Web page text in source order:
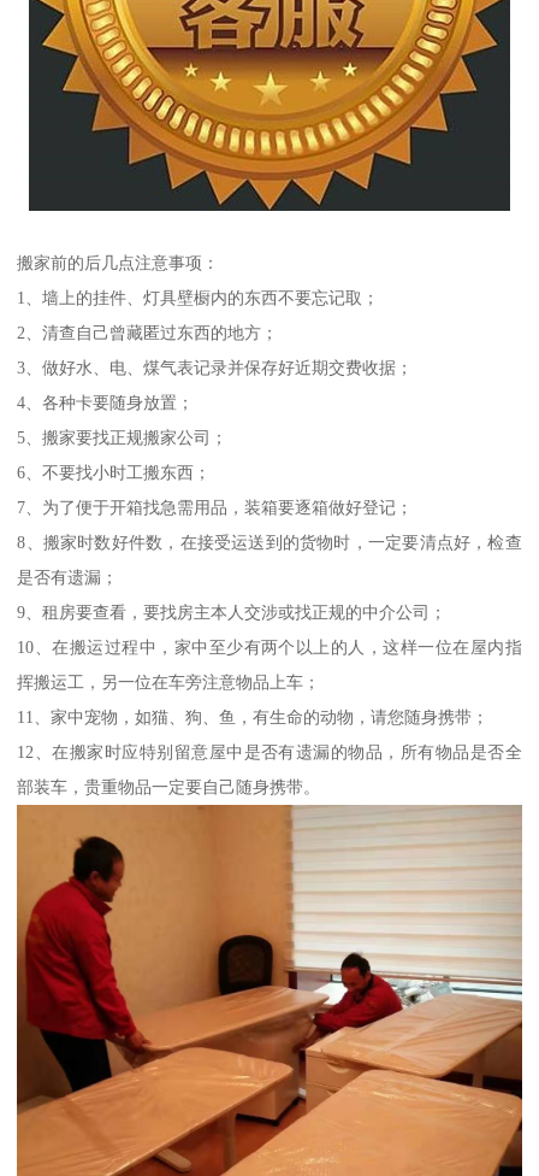
搬家前的后几点注意事项：
1、墙上的挂件、灯具壁橱内的东西不要忘记取；
2、清查自己曾藏匿过东西的地方；
3、做好水、电、煤气表记录并保存好近期交费收据；
4、各种卡要随身放置；
5、搬家要找正规搬家公司；
6、不要找小时工搬东西；
7、为了便于开箱找急需用品，装箱要逐箱做好登记；
8、搬家时数好件数，在接受运送到的货物时，一定要清点好，检查
是否有遗漏；
9、租房要查看，要找房主本人交涉或找正规的中介公司；
10、在搬运过程中，家中至少有两个以上的人，这样一位在屋内指
挥搬运工，另一位在车旁注意物品上车；
11、家中宠物，如猫、狗、鱼，有生命的动物，请您随身携带；
12、在搬家时应特别留意屋中是否有遗漏的物品，所有物品是否全
部装车，贵重物品一定要自己随身携带。